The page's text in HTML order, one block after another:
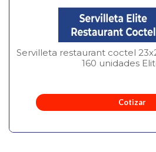
Servilleta restaurant coctel
160 unidades
Cotizar